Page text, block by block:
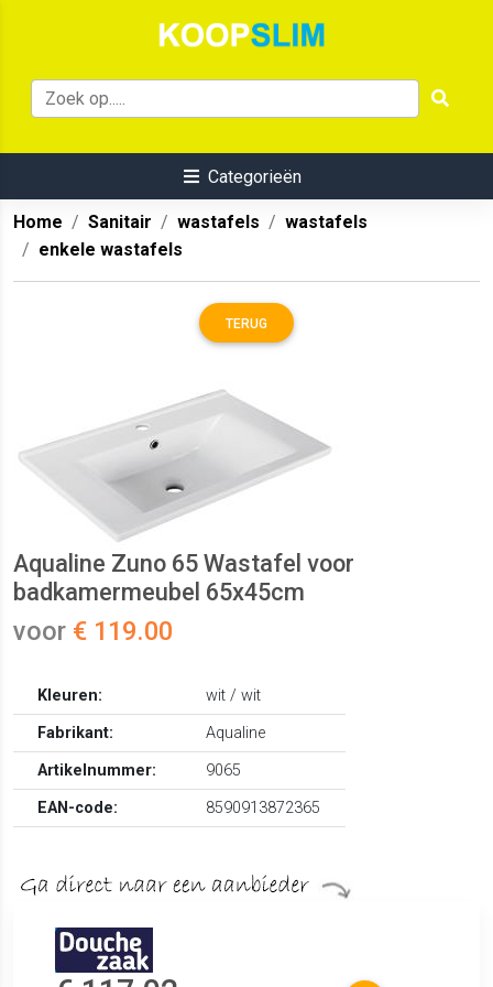
Categorieën
Home Sanitair wastafels
wastafels
enkele wastafels
TERUG
Aqualine Zuno 65 Wastafel voor
badkamermeubel 65x45cm
voor € 119.00
Kleuren:
wit / wit
Fabrikant:
Aqualine
Artikelnummer:
9065
EAN-code:
8590913872365